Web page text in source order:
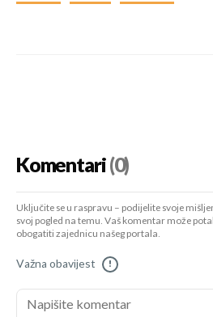
Komentari(0)
Uključite se u raspravu – podijelite svoje
svoj pogled na temu. Vaš komentar može
obogatiti zajednicu našeg portala.
Važna obavijest !